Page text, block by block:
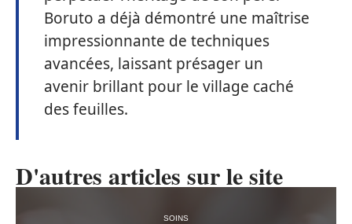
Boruto a déjà démontré une maîtrise
impressionnante de techniques
avancées, laissant présager un
avenir brillant pour le village caché
des feuilles.
D'autres articles sur le site
SOINS